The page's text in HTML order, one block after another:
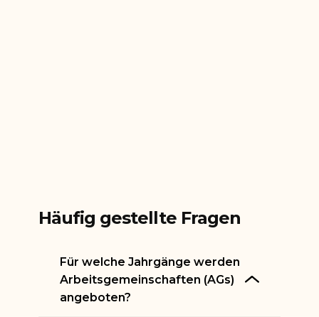
Häufig gestellte Fragen
Für welche Jahrgänge werden
Arbeitsgemeinschaften (AGs)
angeboten?